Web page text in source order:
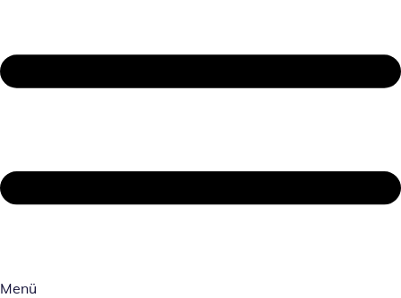
Menü